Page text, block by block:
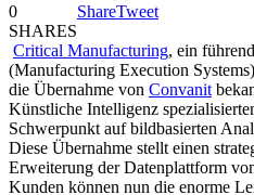
0
SHARES
ShareTweet
Critical Manufacturing, ein
(Manufacturing Execution
die Übernahme von Convanit
Künstliche Intelligenz
Schwerpunkt auf bildbasierten
Diese Übernahme stellt einen
Erweiterung der Datenplattform
Kunden können nun die enorme